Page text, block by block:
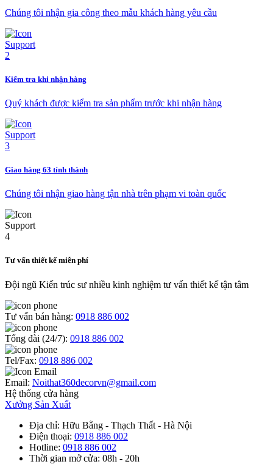
Chúng tôi nhận gia công theo mẫu khách hàng yêu cầu
Kiểm tra khi nhận hàng
Quý khách được kiểm tra sản phẩm trước khi nhận hàng
Giao hàng 63 tỉnh thành
Chúng tôi nhận giao hàng tận nhà trên phạm vi toàn quốc
Tư vấn thiết kế miễn phí
Đội ngũ Kiến trúc sư nhiều kinh nghiệm tư vấn thiết kế tận tâm
Tư vấn bán hàng: 0918 886 002
Tổng đài (24/7): 0918 886 002
Tel/Fax: 0918 886 002
Email: Noithat360decorvn@gmail.com
Hệ thống cửa hàng
Xưởng Sản Xuất
Địa chỉ: Hữu Bằng - Thạch Thất - Hà Nội
Điện thoại: 0918 886 002
Hotline: 0918 886 002
Thời gian mở cửa: 08h - 20h